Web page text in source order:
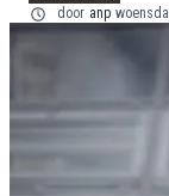
door anp